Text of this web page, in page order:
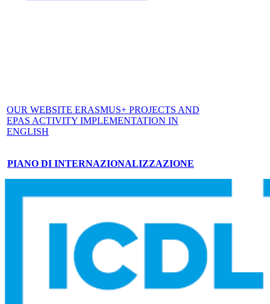
OUR WEBSITE ERASMUS+ PROJECTS AND
EPAS ACTIVITY IMPLEMENTATION IN
ENGLISH
PIANO DI INTERNAZIONALIZZAZIONE